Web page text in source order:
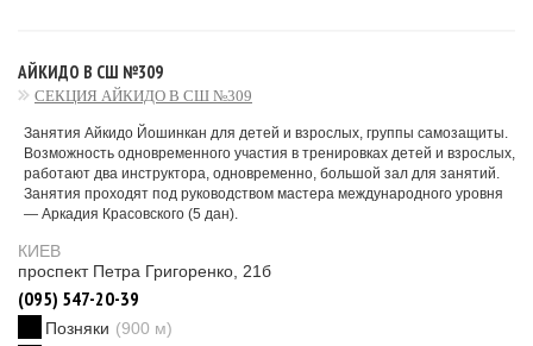
АЙКИДО В СШ №309
СЕКЦИЯ АЙКИДО В СШ №309
Занятия Айкидо Йошинкан для детей и взрослых, группы самозащиты.
Возможность одновременного участия в тренировках детей и взрослых,
работают два инструктора, одновременно, большой зал для занятий.
Занятия проходят под руководством мастера международного уровня
— Аркадия Красовского (5 дан).
КИЕВ
проспект Петра Григоренко, 21б
(095) 547-20-39
Позняки (900 м)